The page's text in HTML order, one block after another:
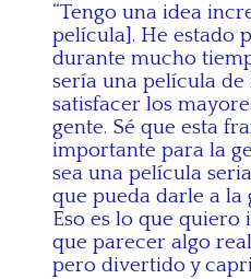
“Tengo una idea
película]. He estado
durante mucho
sería una película
satisfacer los
gente. Sé que esta
importante para la
sea una película
que pueda darle a la
Eso es lo que
que parecer algo
pero divertido y